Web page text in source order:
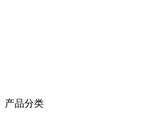
产品分类